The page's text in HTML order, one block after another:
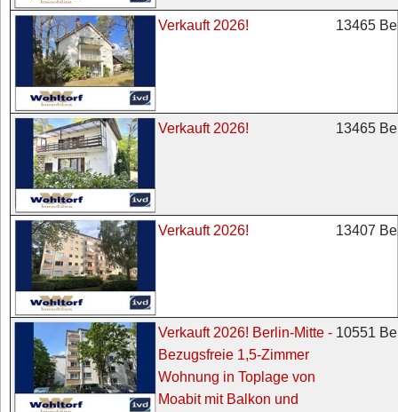
Verkauft 2026! 13465
Verkauft 2026! 13465
Verkauft 2026! 13407
Verkauft 2026! Berlin-Mitte -
Bezugsfreie 1,5-Zimmer
Wohnung in Toplage von
Moabit mit Balkon und
10551